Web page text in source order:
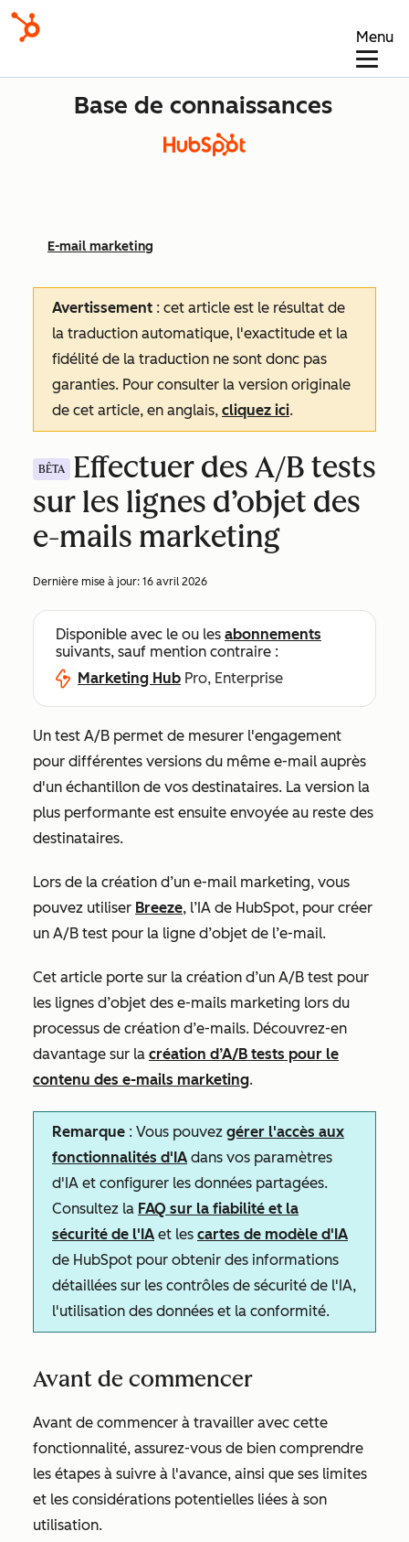
Menu
Base de connaissances
E-mail marketing
Avertissement : cet article est le résultat de
la traduction automatique, l'exactitude et la
fidélité de la traduction ne sont donc pas
garanties. Pour consulter la version originale
de cet article, en anglais, cliquez ici.
BÊTA
Effectuer des A/B tests
sur les lignes d’objet des
e-mails marketing
Dernière mise à jour: 16 avril 2026
Disponible avec le ou les abonnements
suivants, sauf mention contraire :
Marketing Hub Pro, Enterprise
Un test A/B permet de mesurer l'engagement
pour différentes versions du même e-mail auprès
d'un échantillon de vos destinataires. La version la
plus performante est ensuite envoyée au reste des
destinataires.
Lors de la création d’un e-mail marketing, vous
pouvez utiliser Breeze, l’IA de HubSpot, pour créer
un A/B test pour la ligne d’objet de l’e-mail.
Cet article porte sur la création d’un A/B test pour
les lignes d’objet des e-mails marketing lors du
processus de création d’e-mails. Découvrez-en
davantage sur la création d’A/B tests pour le
contenu des e-mails marketing.
Remarque : Vous pouvez gérer l'accès aux
fonctionnalités d'IA dans vos paramètres
d'IA et configurer les données partagées.
Consultez la FAQ sur la fiabilité et la
sécurité de l'IA et les cartes de modèle d'IA
de HubSpot pour obtenir des informations
détaillées sur les contrôles de sécurité de l'IA,
l'utilisation des données et la conformité.
Avant de commencer
Avant de commencer à travailler avec cette
fonctionnalité, assurez-vous de bien comprendre
les étapes à suivre à l'avance, ainsi que ses limites
et les considérations potentielles liées à son
utilisation.